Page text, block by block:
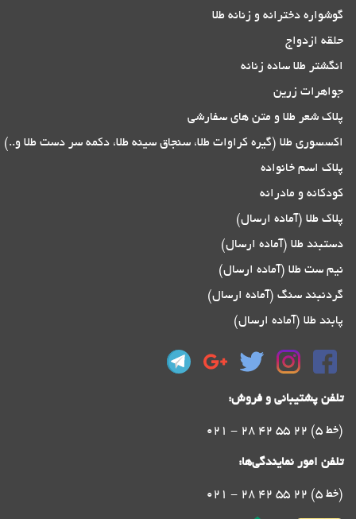
گوشواره دخترانه و زنانه طلا
حلقه ازدواج
انگشتر طلا ساده زنانه
جواهرات زرین
پلاک شعر طلا و متن های سفارشی
اکسسوری طلا (گیره کراوات طلا، سنجاق سینه طلا، دکمه سر دست طلا و..)
پلاک اسم خانواده
کودکانه و مادرانه
پلاک طلا (آماده ارسال)
دستبند طلا (آماده ارسال)
نیم ست طلا (آماده ارسال)
گردنبند سنگ (آماده ارسال)
پابند طلا (آماده ارسال)
تلفن پشتیبانی و فروش:
021 - 28 42 55 22 (5 خط)
تلفن امور نمایندگی‌ها:
021 - 28 42 55 22 (5 خط)